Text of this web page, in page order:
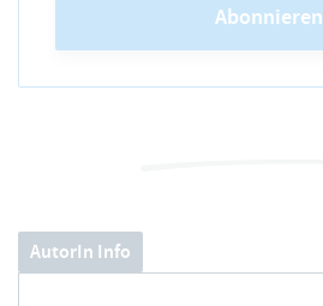
Abonnieren
AutorIn Info